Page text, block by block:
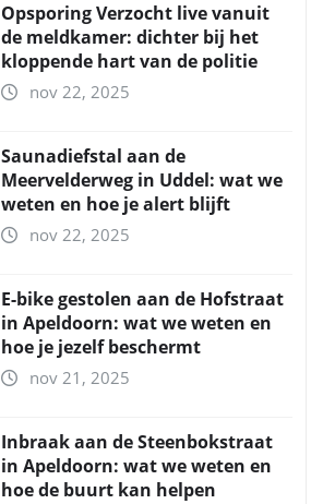
Opsporing Verzocht live vanuit
de meldkamer: dichter bij het
kloppende hart van de politie
nov 22, 2025
Saunadiefstal aan de
Meervelderweg in Uddel: wat we
weten en hoe je alert blijft
nov 22, 2025
E-bike gestolen aan de Hofstraat
in Apeldoorn: wat we weten en
hoe je jezelf beschermt
nov 21, 2025
Inbraak aan de Steenbokstraat
in Apeldoorn: wat we weten en
hoe de buurt kan helpen